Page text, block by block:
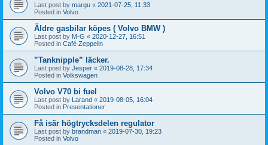
Last post by margu « 2021-07-25, 11:33
Posted in Volvo
Äldre gasbilar köpes ( Volvo BMW )
Last post by M-G « 2020-12-27, 16:51
Posted in Café Zeppelin
”Tanknipple” läcker.
Last post by Jesper « 2019-08-28, 17:34
Posted in Volkswagen
Volvo V70 bi fuel
Last post by Larand « 2019-08-05, 16:04
Posted in Presentationer
Få isär högtrycksdelen regulator
Last post by brandman « 2019-07-30, 19:23
Posted in Volvo